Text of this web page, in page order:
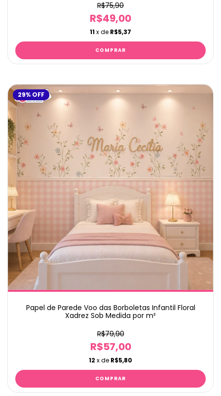
R$75,90
R$49,00
11x de R$5,37
29% OFF
Papel de Parede Voo das Borboletas Infantil Floral
Xadrez Sob Medida por m²
R$79,90
R$57,00
12 x de R$5,80